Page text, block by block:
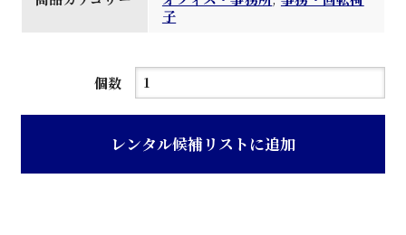
子
個数
紺
ケ
レンタル候補リストに追加